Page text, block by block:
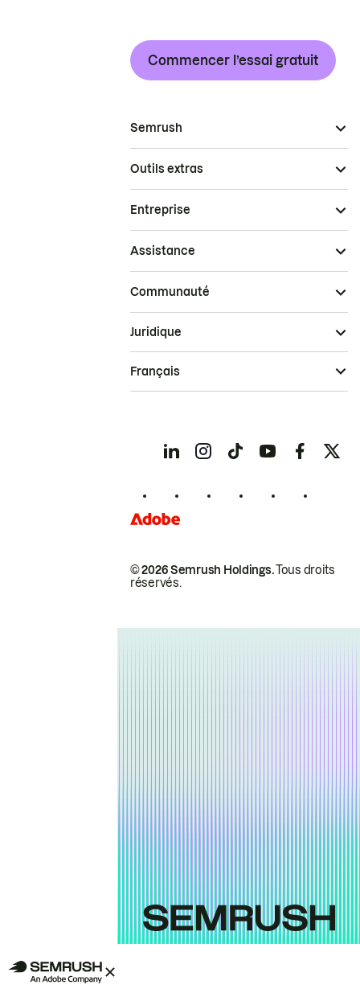
Commencer l’essai gratuit
Semrush
Outils extras
Entreprise
Assistance
Communauté
© 2026 Semrush Holdings.Tous droits
réservés.
Juridique
Français